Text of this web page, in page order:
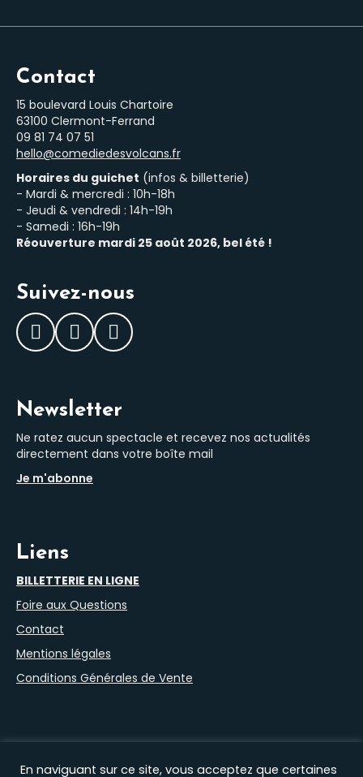
Contact
15 boulevard Louis Chartoire
63100 Clermont-Ferrand
‭09 81 74 07 51‬
hello@comediedesvolcans.fr
Horaires du guichet (infos & billetterie)
- Mardi & mercredi : 10h-18h
- Jeudi & vendredi : 14h-19h
- Samedi : 16h-19h
Réouverture mardi 25 août 2026, bel été !
Suivez-nous
Facebook
InstagramLinkedIn
Newsletter
Ne ratez aucun spectacle et recevez nos actualités
directement dans votre boîte mail
Je m'abonne
Liens
BILLETTERIE EN LIGNE
Foire aux Questions
Contact
Mentions légales
Conditions Générales de Vente
En naviguant sur ce site, vous acceptez que certaines